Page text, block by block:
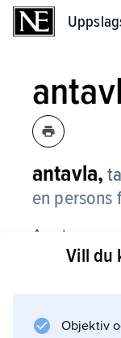
antavla,
en persons
Av
antavlor
Stundom
Vill du
Objektiv